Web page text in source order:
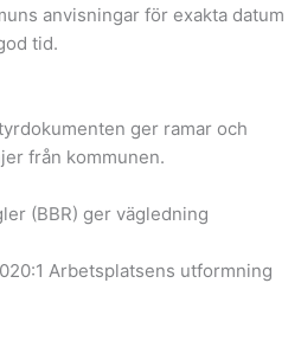
anvisningar för exakta datum
tid.
ger ramar och
från kommunen.
(BBR) ger vägledning
Arbetsplatsens utformning